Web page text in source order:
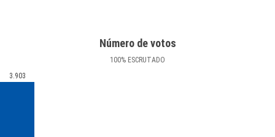
Número de votos
100% ESCRUTADO
3.903